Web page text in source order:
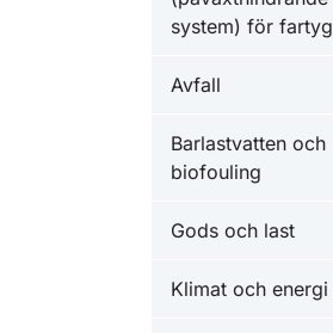
system) för fartyg
Avfall
Barlastvatten och
biofouling
Gods och last
Klimat och energi